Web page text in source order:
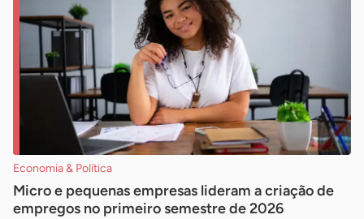
Economia & Política
Micro e pequenas empresas lideram a criação de
empregos no primeiro semestre de 2026